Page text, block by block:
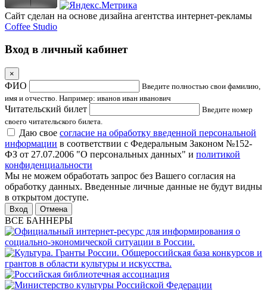
Сайт сделан на основе дизайна агентства интернет-рекламы
Coffee Studio
Вход в личный кабинет
×
ФИО
Введите полностью свои фамилию,
имя и отчество. Например: иванов иван иванович
Читательский билет
Введите номер
своего читательского билета.
Даю свое согласие на обработку введенной персональной
информации в соответствии с Федеральным Законом №152-
ФЗ от 27.07.2006 "О персональных данных" и политикой
конфиденциальности
Мы не можем обработать запрос без Вашего согласия на
обработку данных. Введенные личные данные не будут видны
в открытом доступе.
Отмена
ВСЕ БАННЕРЫ